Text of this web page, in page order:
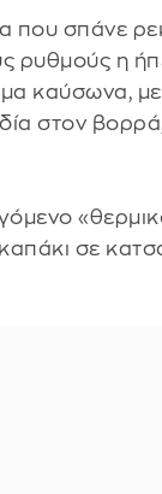
που σπάνε
ρυθμούς η
καύσωνα,
στον
σε